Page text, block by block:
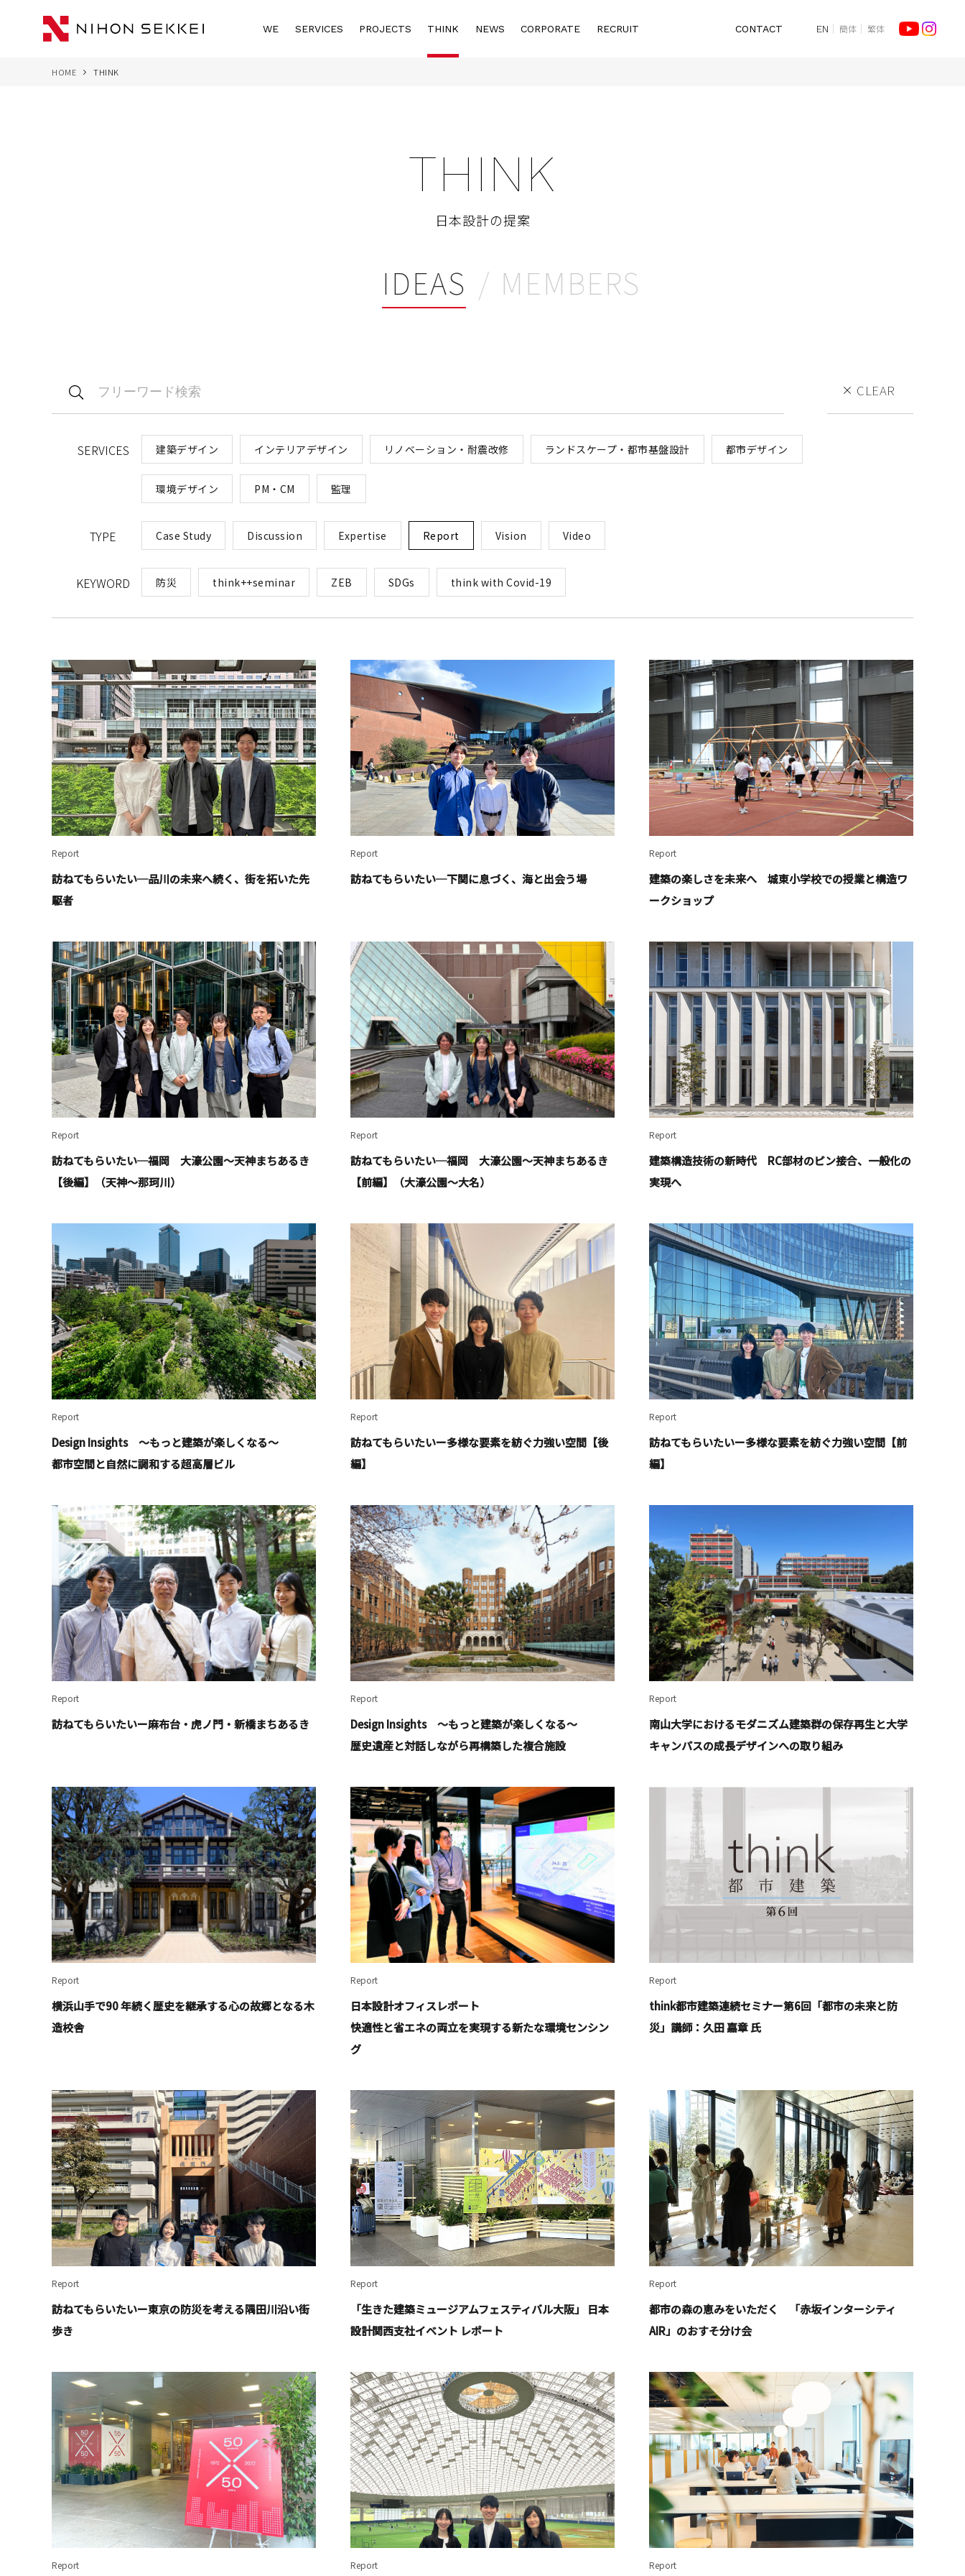
WE SERVICES PROJECTS THINK NEWS CORPORATE RECRUIT CONTACT EN 簡体 繁体
HOME THINK
THINK
日本設計の提案
IDEAS MEMBERS
CLEAR
SERVICES 建築デザイン インテリアデザイン リノベーション・耐震改修 ランドスケープ・都市基盤設計 都市デザイン
環境デザイン PM・CM​ 監理
TYPE Case Study Discussion Expertise Report Vision Video
KEYWORD 防災 think++seminar ZEB SDGs think with Covid-19
Report
訪ねてもらいたい─品川の未来へ続く、街を拓いた先
駆者
Report
訪ねてもらいたい─下関に息づく、海と出会う場
Report
建築の楽しさを未来へ 城東小学校での授業と構造ワ
ークショップ
Report
訪ねてもらいたい─福岡 大濠公園～天神まちあるき
【後編】（天神～那珂川）
Report
訪ねてもらいたい─福岡 大濠公園～天神まちあるき
【前編】（大濠公園～大名）
Report
建築構造技術の新時代 RC部材のピン接合、一般化の
実現へ
Report
Design Insights ～もっと建築が楽しくなる～
都市空間と自然に調和する超高層ビル
Report
訪ねてもらいたいー多様な要素を紡ぐ力強い空間【後
編】
Report
訪ねてもらいたいー多様な要素を紡ぐ力強い空間【前
編】
Report
訪ねてもらいたいー麻布台・虎ノ門・新橋まちあるき
Report
Design Insights ～もっと建築が楽しくなる～
歴史遺産と対話しながら再構築した複合施設
Report
南山大学におけるモダニズム建築群の保存再生と大学
キャンパスの成長デザインへの取り組み
Report
横浜⼭⼿で90 年続く歴史を継承する⼼の故郷となる⽊
造校舎
Report
日本設計オフィスレポート
快適性と省エネの両立を実現する新たな環境センシン
グ
Report
think都市建築連続セミナー第6回「都市の未来と防
災」講師：久田 嘉章 氏
Report
訪ねてもらいたいー東京の防災を考える隅田川沿い街
歩き
Report
「生きた建築ミュージアムフェスティバル大阪」 日本
設計関西支社イベント レポート
Report
都市の森の恵みをいただく 「赤坂インターシティ
AIR」のおすそ分け会
Report Report Report